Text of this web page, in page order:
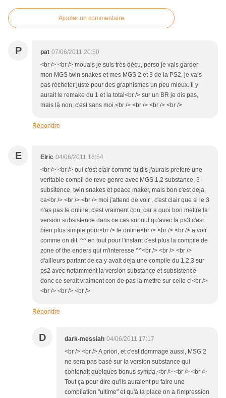
Ajouter un commentaire
P pat 07/06/2011 20:50
<br /> <br /> mouais je suis très déçu, perso je vais garder
mon MGS twin snakes et mes MGS 2 et 3 de la PS2, je vais
pas récheter juste pour des graphismes un peu mieux. Il y
aurait le remake du 1 et la total<br /> sur un BR je dis pas,
mais là non, c'est sans moi.<br /> <br /> <br /> <br />
Répondre
E Elric 04/06/2011 16:54
<br /> <br /> oui c'est clair comme tu dis j'aurais prefere une
veritable compil de reve genre avec MGS 1,2 substance, 3
subsitence, twin snakes et peace maker, mais bon c'est deja
ca<br /> <br /> <br /> moi j'attend de voir , c'est clair que si le 3
n'as pas le online, c'est vraiment con, car a quoi bon mettre la
version subsistence dans ce cas surtout qu'avec la ps3 c'est
bien plus simple pour<br /> le online<br /> <br /> <br /> a voir
comme on dit ^^ en tout pour l'instant c'est plus la compile de
zone of the enders qui m'interesse ^^<br /> <br /> <br />
d'ailleurs parlant de ca y avait deja une compile du 1,2,3 sur
ps2 avec notamment la version substance et subsistence
donc ce serait vraiment con de pas la mettre sur celle ci<br />
<br /> <br /> <br />
Répondre
D dark-messiah 04/06/2011 17:17
<br /> <br /> A priori, et c'est dommage aussi, MSG 2
ne sera pas basé sur la version substance qui
contenait quelques bonus sympa.<br /> <br /> <br />
Tout ça pour dire qu'ils auraient pu faire une
compilation "ultime" et qu'à la place on a l'impression